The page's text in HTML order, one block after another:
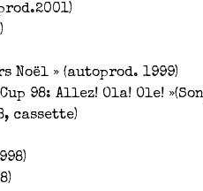
Noël » (autoprod. 1999)
98: Allez! Ola! Ole!
cassette)